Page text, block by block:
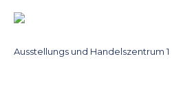
Ausstellungs und Handelszentrum 1